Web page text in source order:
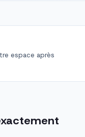
espace après